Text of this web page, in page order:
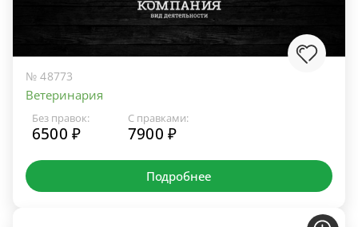
№ 48773
Ветеринария
Без правок:
6500 ₽
С правками:
7900 ₽
Подробнее